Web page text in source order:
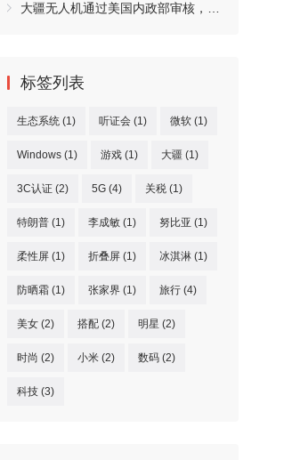
大疆无人机通过美国内政部审核，均无数据外传现象
标签列表
生态系统 (1) 听证会 (1) 微软 (1)
Windows (1) 游戏 (1) 大疆 (1)
3C认证 (2) 5G (4) 关税 (1)
特朗普 (1) 李成敏 (1) 努比亚 (1)
柔性屏 (1) 折叠屏 (1) 冰淇淋 (1)
防晒霜 (1) 张家界 (1) 旅行 (4)
美女 (2) 搭配 (2) 明星 (2)
时尚 (2) 小米 (2) 数码 (2)
科技 (3)